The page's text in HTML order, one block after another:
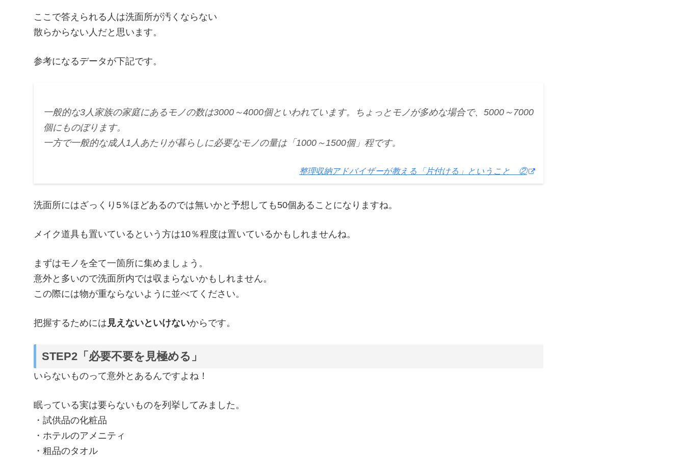
ここで答えられる人は洗面所が汚くならない
散らからない人だと思います。
参考になるデータが下記です。
一般的な3人家族の家庭にあるモノの数は3000～4000個といわれています。ちょっとモノが多めな場合で、5000～7000
個にものぼります。
一方で一般的な成人1人あたりが暮らしに必要なモノの量は「1000～1500個」程です。
整理収納アドバイザーが教える「片付ける」ということ ②
洗面所にはざっくり5％ほどあるのでは無いかと予想しても50個あることになりますね。
メイク道具も置いているという方は10％程度は置いているかもしれませんね。
まずはモノを全て一箇所に集めましょう。
意外と多いので洗面所内では収まらないかもしれません。
この際には物が重ならないように並べてください。
把握するためには 見えないといけないからです。
STEP2「必要不要を見極める」
いらないものって意外とあるんですよね！
眠っている実は要らないものを列挙してみました。
・試供品の化粧品
・ホテルのアメニティ
・粗品のタオル